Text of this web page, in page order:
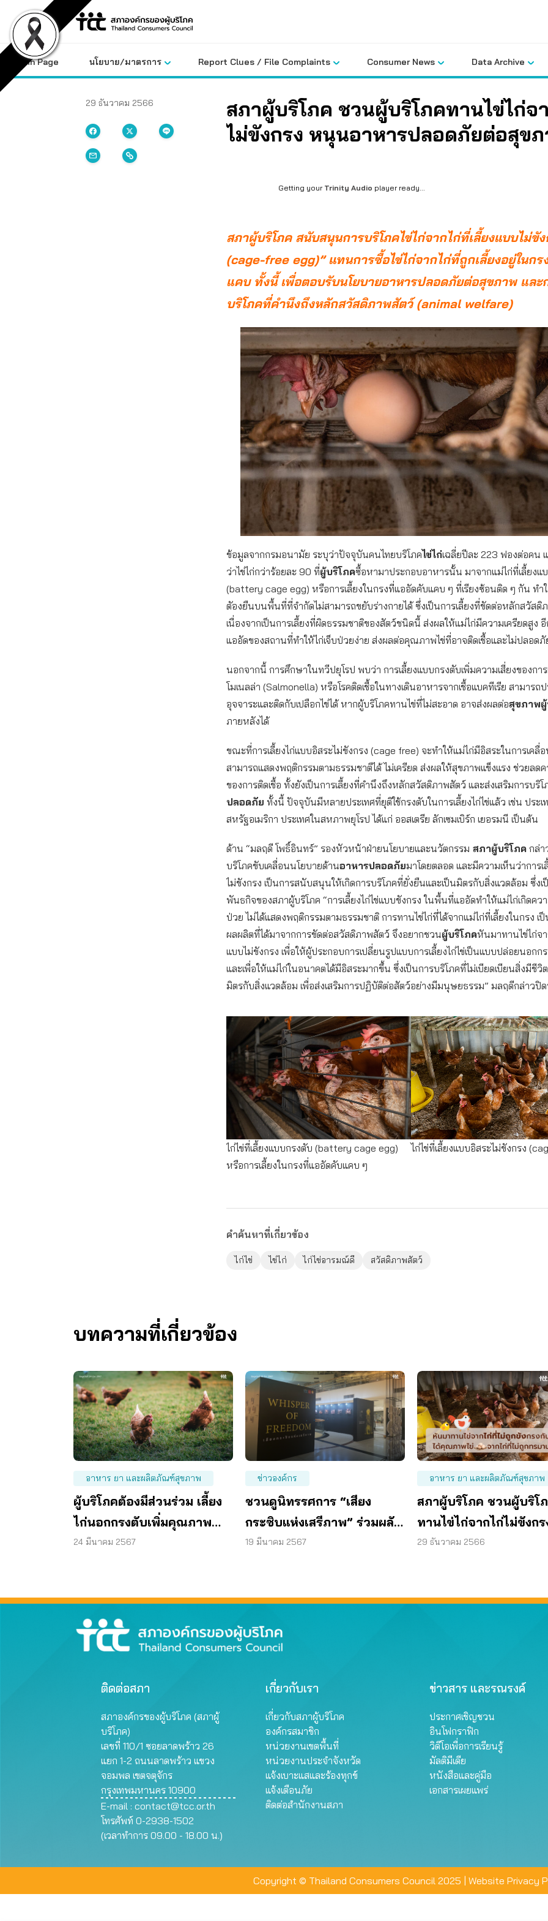
content
Main Page นโยบาย/มาตรการ Report Clues / File Complaints Consumer News Data Archive
29 ธันวาคม 2566
สภาผู้บริโภค ชวนผู้บริโภคทานไข่ไก่จ
ไม่ขังกรง หนุนอาหารปลอดภัยต่อสุข
Getting your Trinity Audio player ready...
สภาผู้บริโภค สนับสนุนการบริโภคไข่ไก่จากไก่ที่เลี้ยงแบบไม่ขั
(cage-free egg)” แทนการซื้อไข่ไก่จากไก่ที่ถูกเลี้ยงอยู่ในก
แคบ ทั้งนี้ เพื่อตอบรับนโยบายอาหารปลอดภัยต่อสุขภาพ และ
บริโภคที่คำนึงถึงหลักสวัสดิภาพสัตว์ (animal welfare)
ข้อมูลจากกรมอนามัย ระบุว่าปัจจุบันคนไทยบริโภคไข่ไก่เฉลี่ยปีละ 223 ฟองต่อคน
ว่าไข่ไก่กว่าร้อยละ 90 ที่ผู้บริโภคซื้อหามาประกอบอาหารนั้น มาจากแม่ไก่ที่เลี้ยงแ
(battery cage egg) หรือการเลี้ยงในกรงที่แออัดคับแคบ ๆ ที่เรียงซ้อนติด ๆ กัน ทำ
ตัองยืนบนพื้นที่ที่จำกัดไม่สามารถขยับร่างกายได้ ซึ่งเป็นการเลี้ยงที่ขัดต่อหลักสวัสดิ
เนื่องจากเป็นการเลี้ยงที่ผิดธรรมชาติของสัตว์ชนิดนี้ ส่งผลให้แม่ไก่มีความเครียดสูง
แออัดของสถานที่ทำให้ไก่เจ็บป่วยง่าย ส่งผลต่อคุณภาพไข่ที่อาจติดเชื้อและไม่ปลอด
นอกจากนี้ การศึกษาในทวีปยุโรป พบว่า การเลี้ยงแบบกรงตับเพิ่มความเสี่ยงของการ
โมเนลล่า (Salmonella) หรือโรคติดเชื้อในทางเดินอาหารจากเชื้อแบคทีเรีย สามาร
อุจจาระและติดกับเปลือกไข่ได้ หากผู้บริโภคทานไข่ที่ไม่สะอาด อาจส่งผลต่อสุขภาพ
ภายหลังได้
ขณะที่การเลี้ยงไก่แบบอิสระไม่ขังกรง (cage free) จะทำให้แม่ไก่มีอิสระในการเคลื่
สามารถแสดงพฤติกรรมตามธรรมชาติได้ ไม่เครียด ส่งผลให้สุขภาพแข็งแรง ช่วยลดค
ของการติดเชื้อ ทั้งยังเป็นการเลี้ยงที่คำนึงถึงหลักสวัสดิภาพสัตว์ และส่งเสริมการบริโ
ปลอดภัย ทั้งนี้ ปัจจุบันมีหลายประเทศที่ยุติใช้กรงตับในการเลี้ยงไก่ไข่แล้ว เช่น ประเ
สหรัฐอเมริกา ประเทศในสหภาพยุโรป ได้แก่ ออสเตรีย ลักเซมเบิร์ก เยอรมนี เป็นต้น
ด้าน “มลฤดี โพธิ์อินทร์” รองหัวหน้าฝ่ายนโยบายและนวัตกรรม สภาผู้บริโภค กล่า
บริโภคขับเคลื่อนนโยบายด้านอาหารปลอดภัยมาโดยตลอด และมีความเห็นว่าการเ
ไม่ขังกรง เป็นการสนับสนุนให้เกิดการบริโภคที่ยั่งยืนและเป็นมิตรกับสิ่งแวดล้อม ซึ่ง
พันธกิจของสภาผู้บริโภค “การเลี้ยงไก่ไข่แบบขังกรง ในพื้นที่แออัดทำให้แม่ไก่เกิดควา
ป่วย ไม่ได้แสดงพฤติกรรมตามธรรมชาติ การทานไข่ไก่ที่ได้จากแม่ไก่ที่เลี้ยงในกรง เ
ผลผลิตที่ได้มาจากการขัดต่อสวัสดิภาพสัตว์ จึงอยากชวนผู้บริโภคหันมาทานไข่ไก่จา
แบบไม่ขังกรง เพื่อให้ผู้ประกอบการเปลี่ยนรูปแบบการเลี้ยงไก่ไข่เป็นแบบปล่อยนอกก
และเพื่อให้แม่ไก่ในอนาคตได้มีอิสระมากขึ้น ซึ่งเป็นการบริโภคที่ไม่เบียดเบียนสิ่งมีชีวิ
มิตรกับสิ่งแวดล้อม เพื่อส่งเสริมการปฏิบัติต่อสัตว์อย่างมีมนุษยธรรม” มลฤดีกล่าวปิ
ไก่ไข่ที่เลี้ยงแบบกรงตับ (battery cage egg)
หรือการเลี้ยงในกรงที่แออัดคับแคบ ๆ
ไก่ไข่ที่เลี้ยงแบบอิสระไม่ขังกรง
คำค้นหาที่เกี่ยวข้อง
ไก่ไข่ ไข่ไก่ ไก่ไข่อารมณ์ดี สวัสดิภาพสัตว์
บทความที่เกี่ยวข้อง
อาหาร ยา และผลิตภัณฑ์สุขภาพ
ผู้บริโภคต้องมีส่วนร่วม เลี้ยง
ไก่นอกกรงตับเพิ่มคุณภาพ
ชีวิต คน-ไก่ ให้สุขภาพดี
24 มีนาคม 2567
ข่าวองค์กร
ชวนดูนิทรรศการ “เสียง
กระซิบแห่งเสรีภาพ” ร่วมผลัก
ดันนโยบายอาหารปลอดภัย
19 มีนาคม 2567
อาหาร ยา และผลิตภัณฑ์สุขภาพ
สภาผู้บริโภค ชวนผู้บริโ
ทานไข่ไก่จากไก่ไม่ขังกร
หนุนอาหารปลอดภัยต่อ
29 ธันวาคม 2566
ติดต่อสภา
สภาองค์กรของผู้บริโภค (สภาผู้
บริโภค)
เลขที่ 110/1 ซอยลาดพร้าว 26
แยก 1-2 ถนนลาดพร้าว แขวง
จอมพล เขตจตุจักร
กรุงเทพมหานคร 10900
E-mail : contact@tcc.or.th
โทรศัพท์ 0-2938-1502
(เวลาทำการ 09.00 - 18.00 น.)
เกี่ยวกับเรา
เกี่ยวกับสภาผู้บริโภค
องค์กรสมาชิก
หน่วยงานเขตพื้นที่
หน่วยงานประจำจังหวัด
แจ้งเบาะแสและร้องทุกข์
แจ้งเตือนภัย
ติดต่อสำนักงานสภา
ข่าวสาร และรณรงค์
ประกาศเชิญชวน
อินโฟกราฟิก
วิดีโอเพื่อการเรียนรู้
มัลติมีเดีย
หนังสือและคู่มือ
เอกสารเผยแพร่
Copyright © Thailand Consumers Council 2025 | Website Privacy